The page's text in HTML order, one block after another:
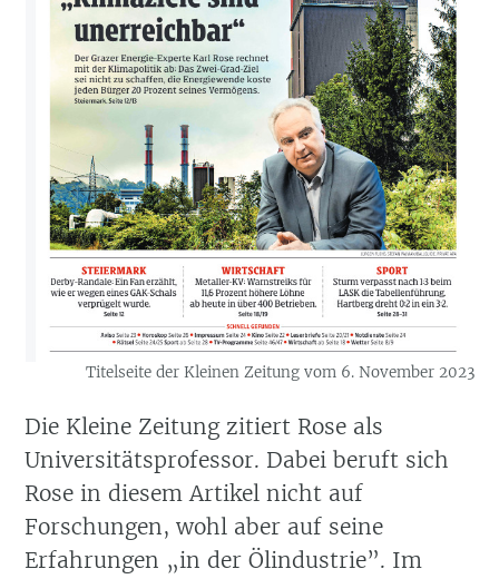
Titelseite der Kleinen Zeitung vom 6. November 2023
Die Kleine Zeitung zitiert Rose als
Universitätsprofessor. Dabei beruft sich
Rose in diesem Artikel nicht auf
Forschungen, wohl aber auf seine
Erfahrungen „in der Ölindustrie”. Im